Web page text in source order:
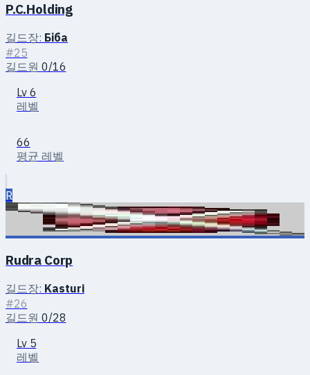
P.C.Holding
길드장: Біба
#25
길드원 0/16
Lv 6
레벨
66
평균 레벨
R
Rudra Corp
길드장: Kasturi
#26
길드원 0/28
Lv 5
레벨